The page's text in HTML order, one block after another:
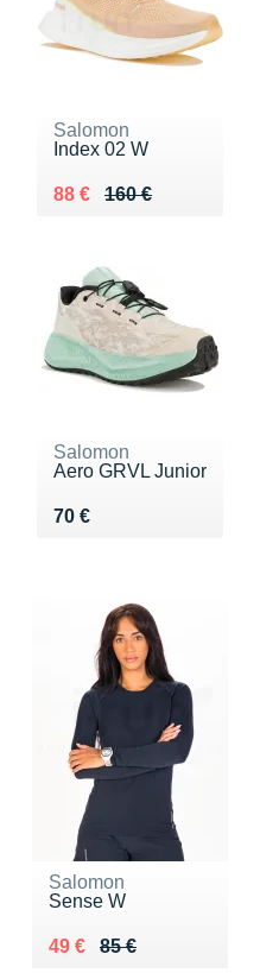
Salomon
Index 02 W
160 €
Au lieu de 160 €
88 €
Vendu 88 €
Salomon
Aero GRVL Junior
70 €
Vendu 70 €
Salomon
Sense W
85 €
Au lieu de 85 €
49 €
Vendu 49 €